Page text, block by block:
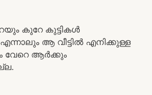
കുറേ കുട്ടികൾ
ആ വീട്ടിൽ എനിക്കുള്ള
വേറെ ആർക്കും